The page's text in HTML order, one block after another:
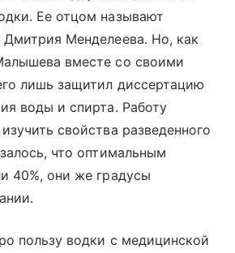
Ее отцом называют
Дмитрия Менделеева. Но, как
вместе со своими
лишь защитил диссертацию
воды и спирта. Работу
свойства разведенного
что оптимальным
40%, они же градусы
пользу водки с медицинской